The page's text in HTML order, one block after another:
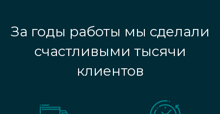
За годы работы мы сделали
счастливыми тысячи
клиентов